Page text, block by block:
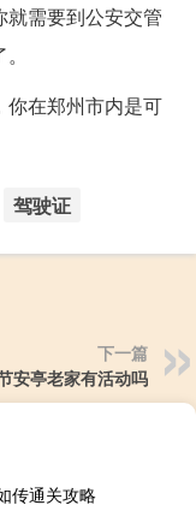
需要到公安交管
你在郑州市内是可
驾驶证
下一篇
安亭老家有活动吗
传通关攻略